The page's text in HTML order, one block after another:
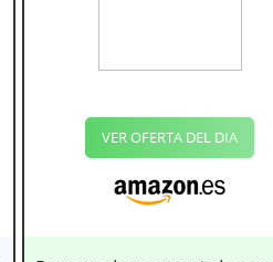
VER OFERTA DEL DIA